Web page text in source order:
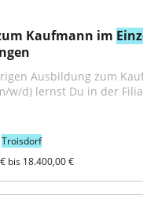
Kaufmann im
w/d) lernst Du in der
Troisdorf
bis 18.400,00 €